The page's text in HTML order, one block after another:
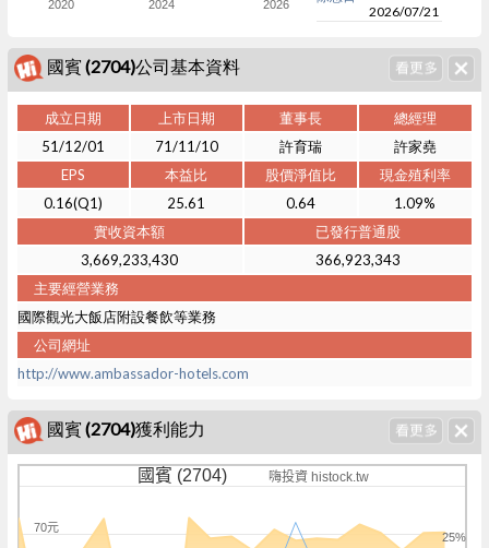
2020 2024 2026
2026/07/21
國賓 (2704)公司基本資料
成立日期 上市日期 董事長
總經理
51/12/01
71/11/10 許育瑞
許家堯
EPS
本益比 股價淨值比
現金殖利率
0.16(Q1)
25.61 0.64
1.09%
實收資本額
已發行普通股
3,669,233,430
366,923,343
主要經營業務
國際觀光大飯店附設餐飲等業務
公司網址
http://www.ambassador-hotels.com
國賓 (2704)獲利能力
國賓 (2704) 嗨投資 histock.tw
25%
70元